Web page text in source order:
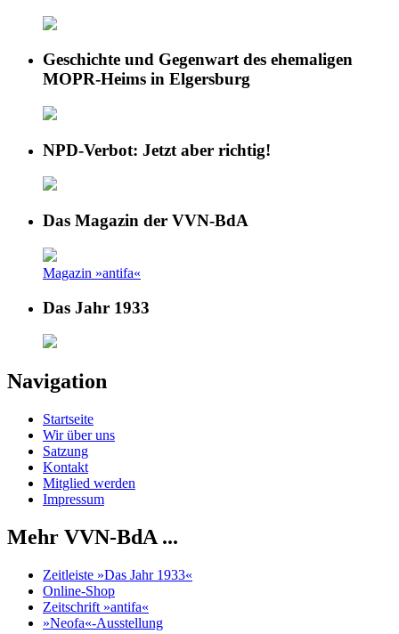
Geschichte und Gegenwart des ehemaligen
MOPR-Heims in Elgersburg
NPD-Verbot: Jetzt aber richtig!
Das Magazin der VVN-BdA
Magazin »antifa«
Das Jahr 1933
Navigation
Startseite
Wir über uns
Satzung
Kontakt
Mitglied werden
Impressum
Mehr VVN-BdA ...
Zeitleiste »Das Jahr 1933«
Online-Shop
Zeitschrift »antifa«
»Neofa«-Ausstellung